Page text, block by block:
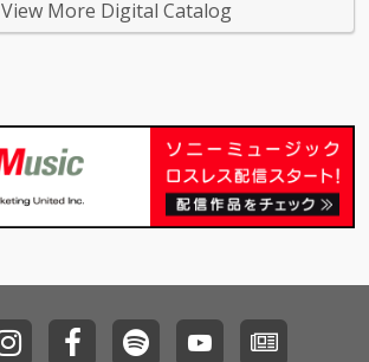
View More Digital Catalog